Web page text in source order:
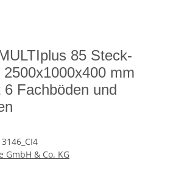
85 Steck-
mm
Fachböden und
GmbH & Co. KG